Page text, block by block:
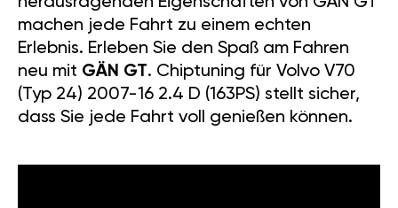
GÄN GT ist das Produkt der
Zukunft, das das volle Potenzial
Ihres Autos erschließt. MitGÄN
GTgenießen Sie einen